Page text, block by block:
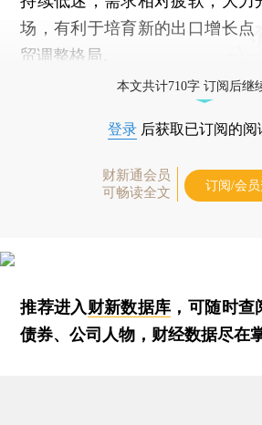
场，有利于培育新的出口增长点
贸调整格局。
本文共计710字 订阅后继
登录 后获取已订阅的阅
财新通会员
可畅读全文
订阅/会员
推荐进入财新数据库 ，可随时
债券、公司人物，财经数据尽在